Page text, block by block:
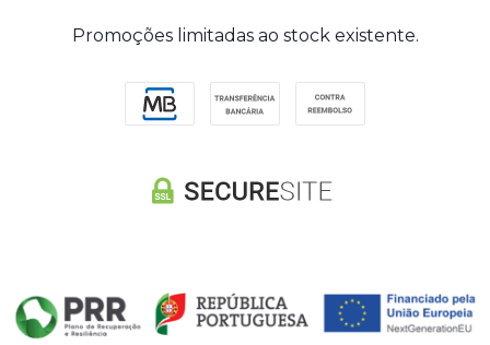
Promoções limitadas ao stock existente.